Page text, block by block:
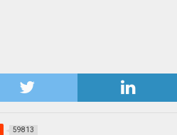
59813